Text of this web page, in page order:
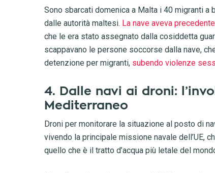
Sono sbarcati domenica a Malta i 40 migranti a
dalle autorità maltesi. La nave aveva
che le era stato assegnato dalla cosiddetta
scappavano le persone soccorse dalla nave,
detenzione per migranti, subendo violenze
4. Dalle navi ai droni:
Mediterraneo
Droni per monitorare la situazione al posto di
vivendo la principale missione navale dell’UE,
quello che è il tratto d’acqua più letale del